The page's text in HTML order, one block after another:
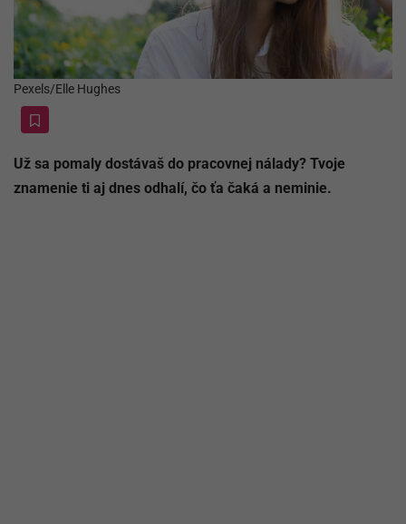
Pexels/Elle Hughes
Už sa pomaly dostávaš do pracovnej nálady? Tvoje
znamenie ti aj dnes odhalí, čo ťa čaká a neminie.